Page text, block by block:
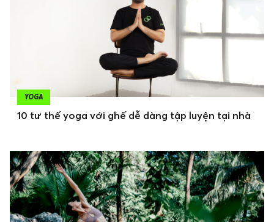
YOGA
10 tư thế yoga với ghế dễ dàng tập luyện tại nhà